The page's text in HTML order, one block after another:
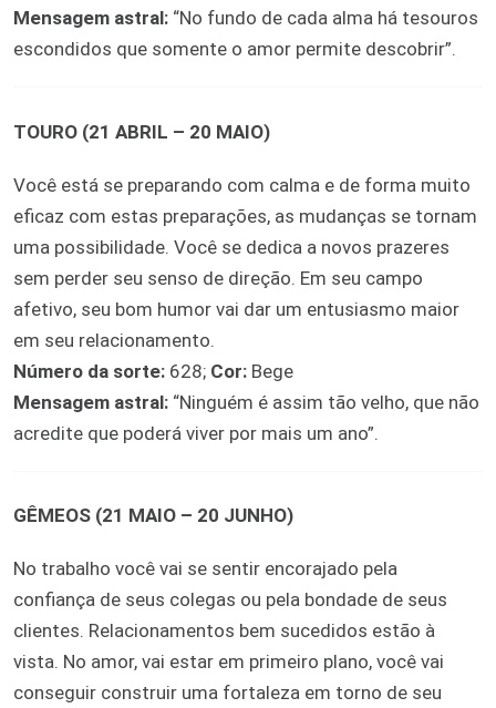
Mensagem astral: “No fundo de cada alma há tesouros
escondidos que somente o amor permite descobrir”.
TOURO (21 ABRIL – 20 MAIO)
Você está se preparando com calma e de forma muito
eficaz com estas preparações, as mudanças se tornam
uma possibilidade. Você se dedica a novos prazeres
sem perder seu senso de direção. Em seu campo
afetivo, seu bom humor vai dar um entusiasmo maior
em seu relacionamento.
Número da sorte: 628; Cor: Bege
Mensagem astral: “Ninguém é assim tão velho, que não
acredite que poderá viver por mais um ano”.
GÊMEOS (21 MAIO – 20 JUNHO)
No trabalho você vai se sentir encorajado pela
confiança de seus colegas ou pela bondade de seus
clientes. Relacionamentos bem sucedidos estão à
vista. No amor, vai estar em primeiro plano, você vai
conseguir construir uma fortaleza em torno de seu